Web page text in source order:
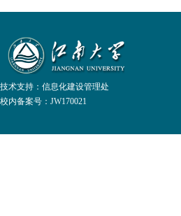
技术支持： 信息化建设管理处
校内备案号：JW170021